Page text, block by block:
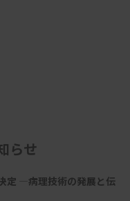
らせ
定 ―病理技術の発展と伝